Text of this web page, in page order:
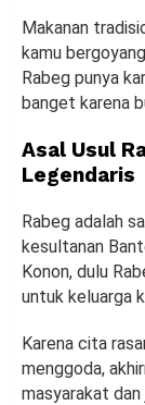
Makanan
kamu
Rabeg punya
banget karena
Asal Usul
Legendaris
Rabeg adalah
kesultanan
Konon, dulu
untuk keluarga
Karena cita
menggoda,
masyarakat dan